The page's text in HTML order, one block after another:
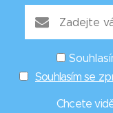
Souhlasím se
Chcete